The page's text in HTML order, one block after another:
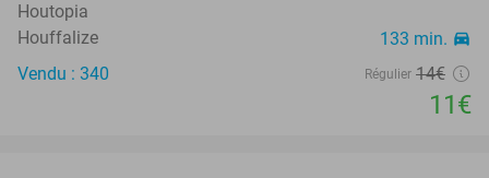
Houtopia
Houffalize
133 min. directions_car
Vendu : 340 Régulier 14€
11€